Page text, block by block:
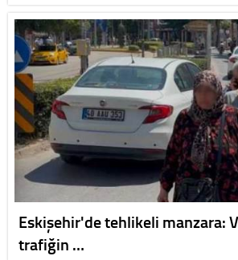
Eskişehir'de tehlikeli manzara:
trafiğin …